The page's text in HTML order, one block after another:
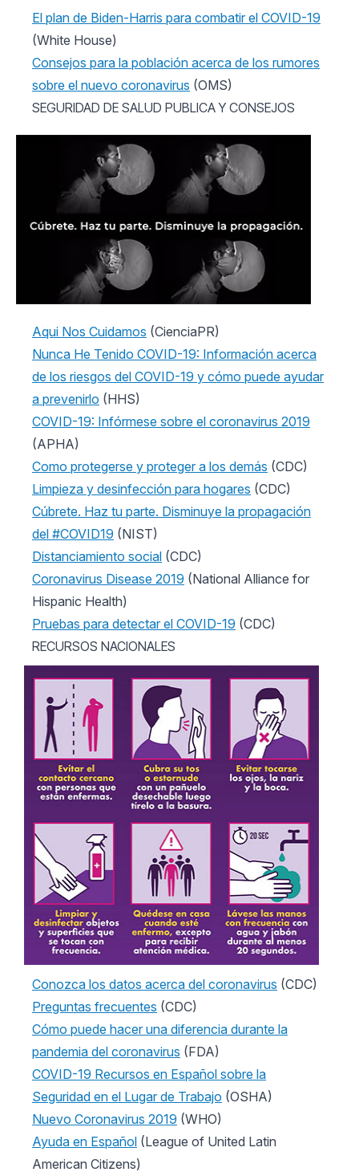
El plan de Biden-Harris para combatir el COVID-19
(White House)
Consejos para la población acerca de los rumores
sobre el nuevo coronavirus (OMS)
SEGURIDAD DE SALUD PUBLICA Y CONSEJOS
Aqui Nos Cuidamos (CienciaPR)
Nunca He Tenido COVID-19: Información acerca
de los riesgos del COVID-19 y cómo puede ayudar
a prevenirlo (HHS)
COVID-19: Infórmese sobre el coronavirus 2019
(APHA)
Como protegerse y proteger a los demás (CDC)
Limpieza y desinfección para hogares (CDC)
Cúbrete. Haz tu parte. Disminuye la propagación
del #COVID19 (NIST)
Distanciamiento social (CDC)
Coronavirus Disease 2019 (National Alliance for
Hispanic Health)
Pruebas para detectar el COVID-19 (CDC)
RECURSOS NACIONALES
Conozca los datos acerca del coronavirus (CDC)
Preguntas frecuentes (CDC)
Cómo puede hacer una diferencia durante la
pandemia del coronavirus (FDA)
COVID-19 Recursos en Español sobre la
Seguridad en el Lugar de Trabajo (OSHA)
Nuevo Coronavirus 2019 (WHO)
Ayuda en Español (League of United Latin
American Citizens)